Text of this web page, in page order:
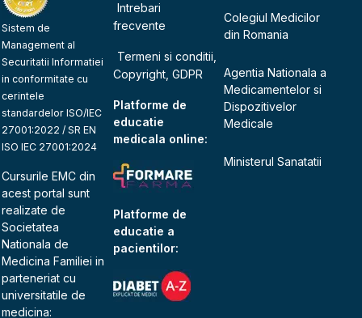
Sistem de
Management al
Securitatii Informatiei
in conformitate cu
cerintele
standardelor ISO/IEC
27001:2022 / SR EN
ISO IEC 27001:2024
Cursurile EMC din
acest portal sunt
realizate de
Societatea
Nationala de
Medicina Familiei in
parteneriat cu
universitatile de
medicina:
Intrebari
frecvente
Termeni si conditii,
Copyright, GDPR
Platforme de
educatie
medicala online:
Platforme de
educatie a
pacientilor:
Colegiul Medicilor
din Romania
Agentia Nationala a
Medicamentelor si
Dispozitivelor
Medicale
Ministerul Sanatatii